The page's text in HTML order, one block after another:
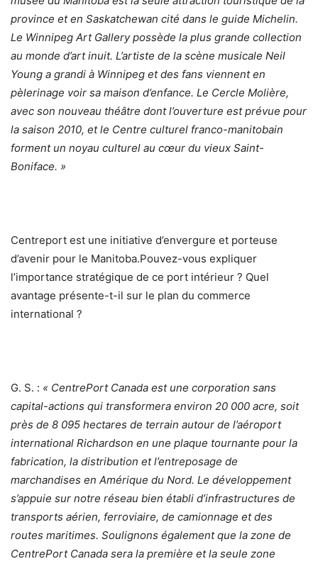
province et en Saskatchewan cité dans le guide Michelin.
Le Winnipeg Art Gallery possède la plus grande collection
au monde d’art inuit. L’artiste de la scène musicale Neil
Young a grandi à Winnipeg et des fans viennent en
pèlerinage voir sa maison d’enfance. Le Cercle Molière,
avec son nouveau théâtre dont l’ouverture est prévue pour
la saison 2010, et le Centre culturel franco-manitobain
forment un noyau culturel au cœur du vieux Saint-
Boniface. »
Centreport est une initiative d’envergure et porteuse
d’avenir pour le Manitoba.Pouvez-vous expliquer
l’importance stratégique de ce port intérieur ? Quel
avantage présente-t-il sur le plan du commerce
international ?
G. S. : « CentrePort Canada est une corporation sans
capital-actions qui transformera environ 20 000 acre, soit
près de 8 095 hectares de terrain autour de l’aéroport
international Richardson en une plaque tournante pour la
fabrication, la distribution et l’entreposage de
marchandises en Amérique du Nord. Le développement
s’appuie sur notre réseau bien établi d’infrastructures de
transports aérien, ferroviaire, de camionnage et des
routes maritimes. Soulignons également que la zone de
CentrePort Canada sera la première et la seule zone